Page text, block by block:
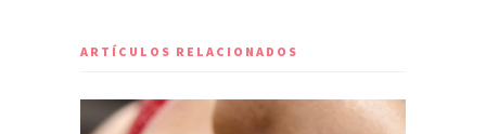
ARTÍCULOS RELACIONADOS